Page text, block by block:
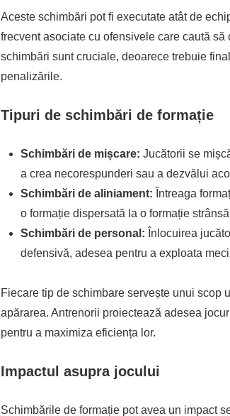
Aceste schimbări pot fi executate atât de
frecvent asociate cu ofensivele care caută
schimbări sunt cruciale, deoarece trebuie
penalizările.
Tipuri de schimbări de formație
Schimbări de mișcare: Jucătorii se
a crea necorespunderi sau a dezvălui
Schimbări de aliniament: Întreaga
o formație dispersată la o formație
Schimbări de personal: Înlocuirea
defensivă, adesea pentru a exploata
Fiecare tip de schimbare servește unui scop
apărarea. Antrenorii proiectează adesea
pentru a maximiza eficiența lor.
Impactul asupra jocului
Schimbările de formație pot avea un impact